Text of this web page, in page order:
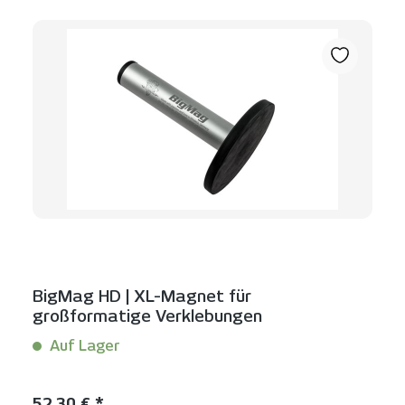
BigMag HD | XL-Magnet für
großformatige Verklebungen
Auf Lager